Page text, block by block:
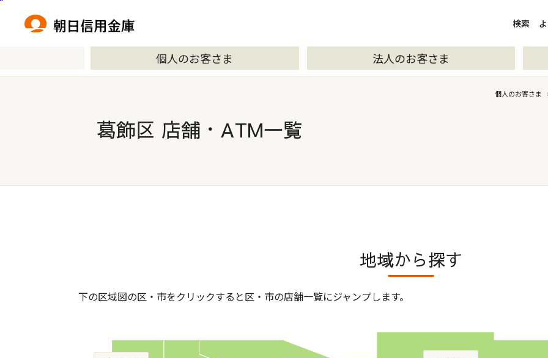
検索 検索
個人のお客さま 法人のお客さま
個人のお客さま
葛飾区 店舗・ATM一覧
地域から探す
下の区域図の区・市をクリックすると区・市の店舗一覧にジャンプします。